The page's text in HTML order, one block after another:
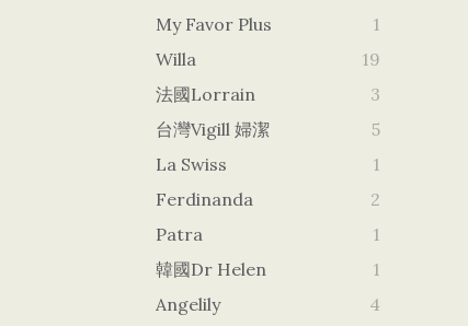
My Favor Plus
1
Willa
19
法國Lorrain
3
台灣vigill 婦潔
5
La Swiss
1
Ferdinanda
2
Patra
1
韓國dr Helen
1
Angelily
4